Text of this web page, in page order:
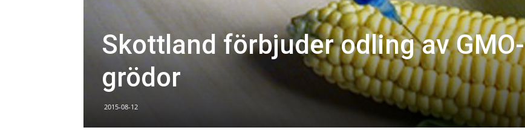
Skottland förbjuder odling av GMO-
grödor
2015-08-12